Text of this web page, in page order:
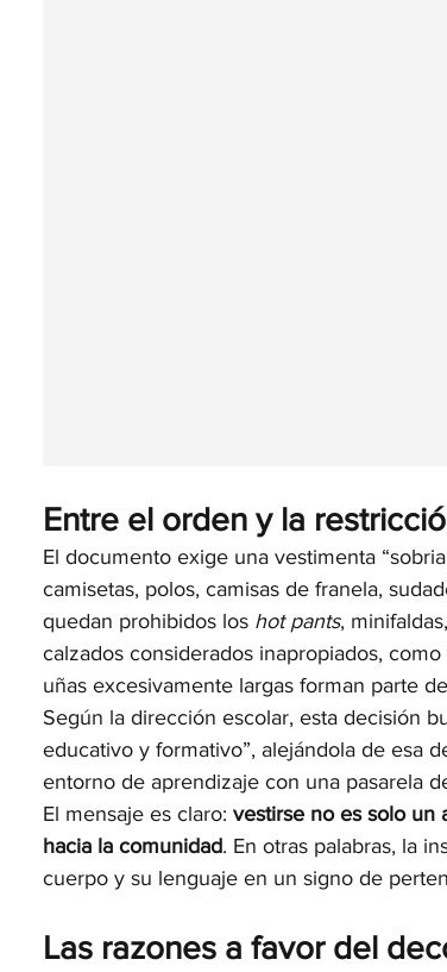
Entre el orden y la
El documento exige una vestimenta
camisetas, polos, camisas de franela,
quedan prohibidos los hot pants, minifaldas,
calzados considerados inapropiados,
uñas excesivamente largas forman parte
Según la dirección escolar, esta decisión
educativo y formativo”, alejándola de esa
entorno de aprendizaje con una pasarela
El mensaje es claro: vestirse no es solo un
hacia la comunidad. En otras palabras, la
cuerpo y su lenguaje en un signo de
Las razones a favor del